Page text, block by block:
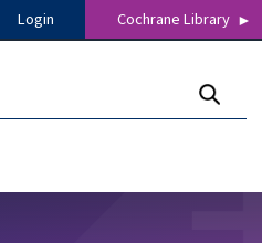
Login Cochrane Library